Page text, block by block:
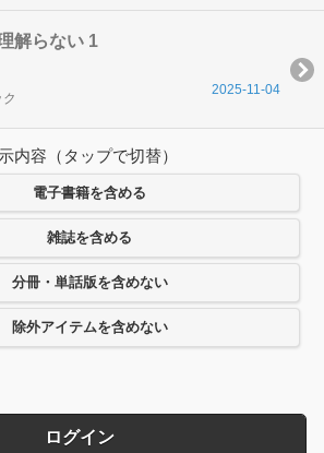
解らない 1
2025-11-04
内容（タップで切替）
電子書籍を含める
雑誌を含める
分冊・単話版を含めない
除外アイテムを含めない
ログイン